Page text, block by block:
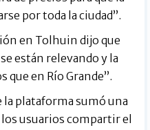
por toda la ciudad”.
en Tolhuin dijo que
están relevando y la
que en Río Grande”.
plataforma sumó una
usuarios compartir el